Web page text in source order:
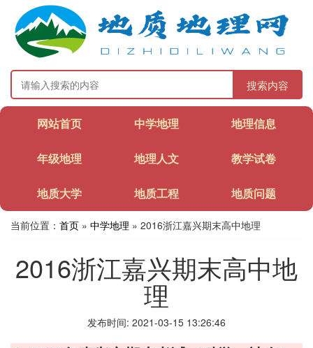
搜索内容
网站首页 中学地理 地理信息
年级地理 地理人文 教学试卷
地质大学 地质工程 地质问题
当前位置： 首页 » 中学地理 » 2016浙江嘉兴期末高中地理
2016浙江嘉兴期末高中地
理
发布时间: 2021-03-15 13:26:46